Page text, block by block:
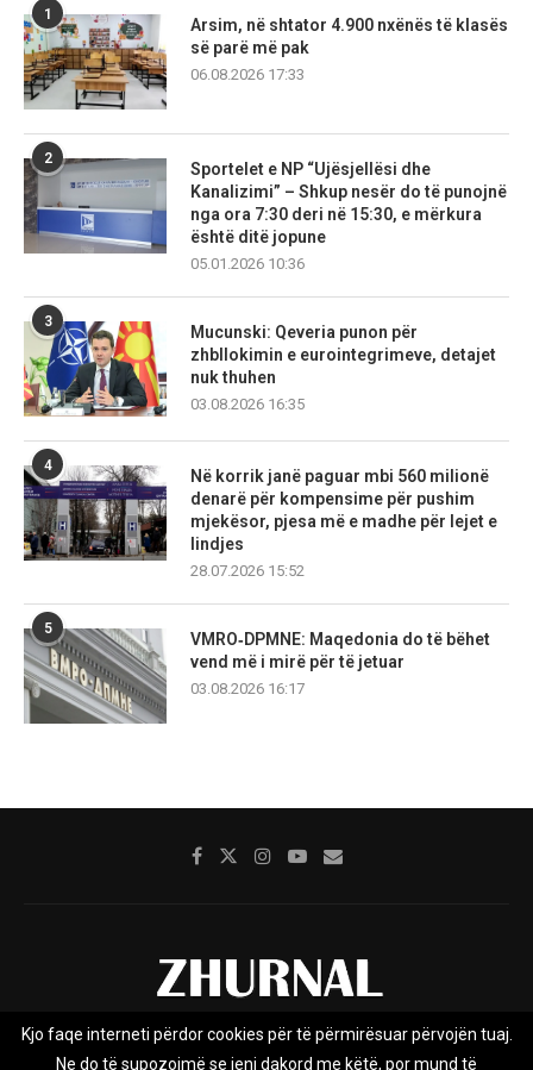
1
Arsim, në shtator 4.900 nxënës të klasës
së parë më pak
06.08.2026 17:33
2
Sportelet e NP “Ujësjellësi dhe
Kanalizimi” – Shkup nesër do të punojnë
nga ora 7:30 deri në 15:30, e mërkura
është ditë jopune
05.01.2026 10:36
3
Mucunski: Qeveria punon për
zhbllokimin e eurointegrimeve, detajet
nuk thuhen
03.08.2026 16:35
4
Në korrik janë paguar mbi 560 milionë
denarë për kompensime për pushim
mjekësor, pjesa më e madhe për lejet e
lindjes
28.07.2026 15:52
5
VMRO‑DPMNE: Maqedonia do të bëhet
vend më i mirë për të jetuar
03.08.2026 16:17
Rreth nesh Impresumi Marketing
Kontakt
Kjo faqe interneti përdor cookies për të përmirësuar përvojën tuaj.
Ne do të supozojmë se jeni dakord me këtë, por mund të